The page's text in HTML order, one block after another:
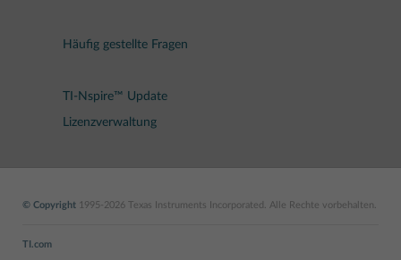
Häufig gestellte Fragen
TI-Nspire™ Update
Lizenzverwaltung
© Copyright 1995-2026 Texas Instruments Incorporated. Alle Rechte vorbehalten.
TI.com